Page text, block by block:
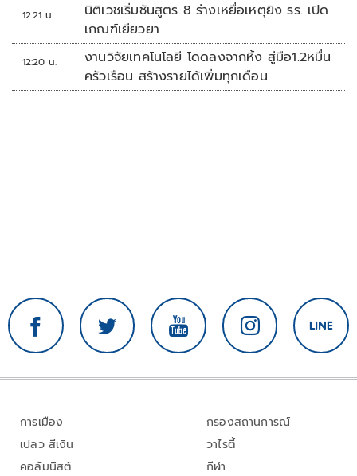
12:21 น.
นิติเวชเริ่มชันสูตร 8 ร่างเหยื่อเหตุยิง รร. เปิด
เกณฑ์เยียวยา
12:20 น.
งานวิจัยเทคโนโลยี โดดลงจากหิ้ง สู่มือ1.2หมื่น
ครัวเรือน สร้างรายได้เพิ่มทุกเดือน
การเมือง
เปลว สีเงิน
คอลัมนิสต์
กรองสถานการณ์
วาไรตี้
กีฬา